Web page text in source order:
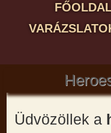
Üdvözöllek a